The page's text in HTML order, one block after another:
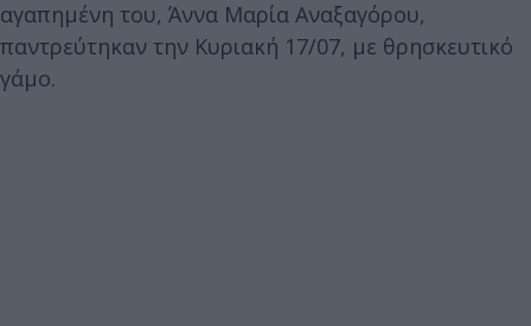
αγαπημένη του, Άννα Μαρία Αναξαγόρου,
παντρεύτηκαν την Κυριακή 17/07, με θρησκευτικό
γάμο.